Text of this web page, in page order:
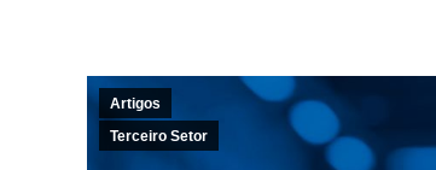
Artigos
Terceiro Setor